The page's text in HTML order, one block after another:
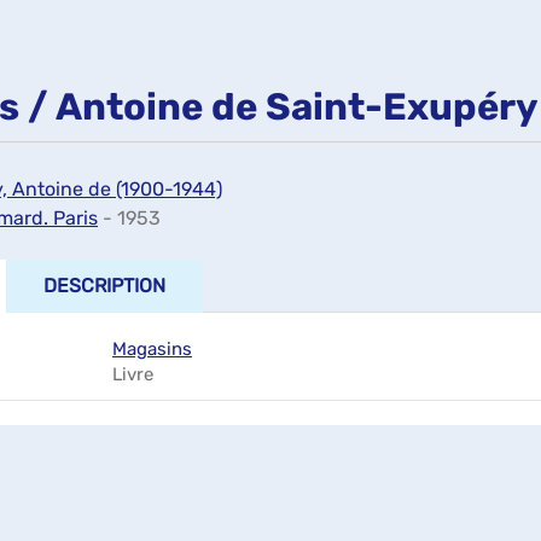
/ Antoine de Saint-Exupéry
Antoine de (1900-1944)
Paris - 1953
DESCRIPTION
Magasins
Livre